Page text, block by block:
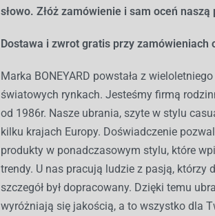
słowo. Złóż zamówienie i sam oceń naszą
Dostawa i zwrot gratis przy zamówieniach
Marka BONEYARD powstała z
światowych rynkach. Jesteśmy firmą
od 1986r. Nasze ubrania, szyte w stylu
kilku krajach Europy. Doświadczenie
produkty w ponadczasowym stylu, które
trendy. U nas pracują ludzie z pasją, którzy
szczegół był dopracowany. Dzięki temu
wyróżniają się jakością, a to wszystko dla